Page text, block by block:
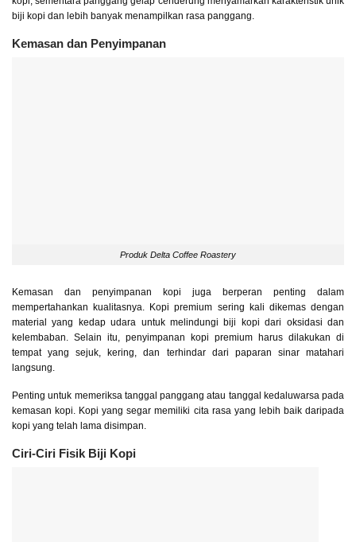
biji kopi dan lebih banyak menampilkan rasa panggang.
Kemasan dan Penyimpanan
Produk Delta Coffee Roastery
Kemasan dan penyimpanan kopi juga berperan penting dalam
mempertahankan kualitasnya. Kopi premium sering kali dikemas dengan
material yang kedap udara untuk melindungi biji kopi dari oksidasi dan
kelembaban. Selain itu, penyimpanan kopi premium harus dilakukan di
tempat yang sejuk, kering, dan terhindar dari paparan sinar matahari
langsung.
Penting untuk memeriksa tanggal panggang atau tanggal kedaluwarsa pada
kemasan kopi. Kopi yang segar memiliki cita rasa yang lebih baik daripada
kopi yang telah lama disimpan.
Ciri-Ciri Fisik Biji Kopi